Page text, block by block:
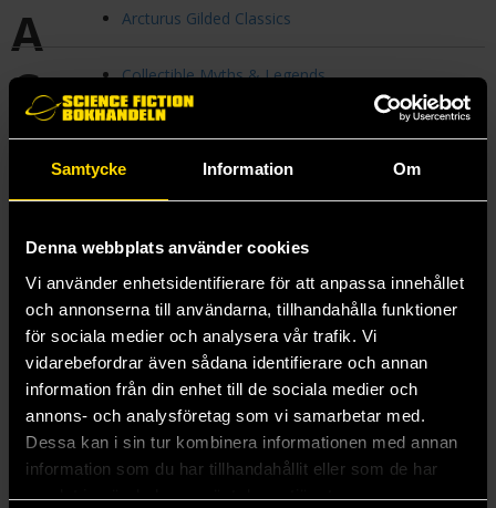
Samtycke Information Om
Denna webbplats använder cookies
Vi använder enhetsidentifierare för att anpassa innehållet
och annonserna till användarna, tillhandahålla funktioner
för sociala medier och analysera vår trafik. Vi
vidarebefordrar även sådana identifierare och annan
information från din enhet till de sociala medier och
annons- och analysföretag som vi samarbetar med.
Dessa kan i sin tur kombinera informationen med annan
information som du har tillhandahållit eller som de har
samlat in när du har använt deras tjänster.
A Arcturus Gilded Classics
C Collectible Myths & Legends
P
S
T
The Heroes of Olympus
U Unstoppable Us
V Välkommen till muséet